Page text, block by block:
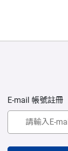
E-mail 帳號註冊